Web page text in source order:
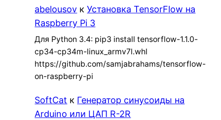
abelousov кУстановка TensorFlow на
Raspberry Pi 3
Для Python 3.4: pip3 install tensorflow-1.1.0-
cp34-cp34m-linux_armv7l.whl
https://github.com/samjabrahams/tensorflow-
on-raspberry-pi
SoftCat к Генератор синусоиды на
Arduino или ЦАП R-2R